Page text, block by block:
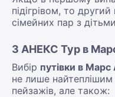
підігрівом, то
сімейних пар з
З АНЕКС Тур в
Вибір путівки в
не лише
пейзажів, але також: